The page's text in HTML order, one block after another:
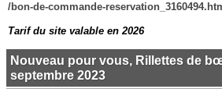
/bon-de-commande-
Tarif du site valable en 2026
Nouveau pour vous, Rillettes de
septembre 2023